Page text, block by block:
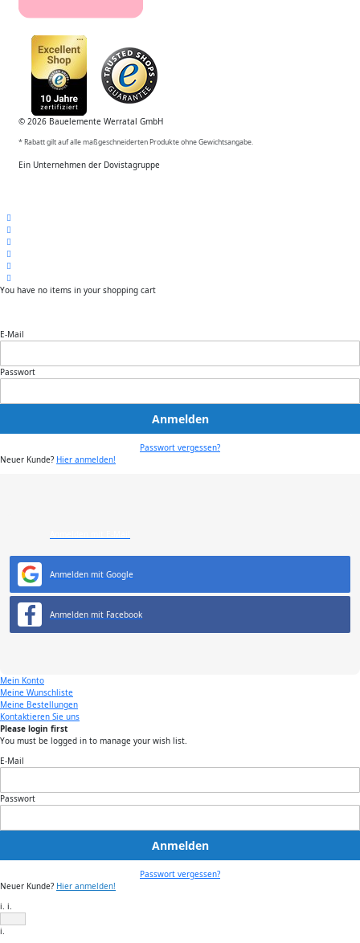
© 2026 Bauelemente Werratal GmbH
* Rabatt gilt auf alle maßgeschneiderten Produkte ohne Gewichtsangabe.
Ein Unternehmen der Dovistagruppe
You have no items in your shopping cart
E-Mail
Passwort
Anmelden
Passwort vergessen?
Neuer Kunde? Hier anmelden!
Anmelden mit Google
Anmelden mit Facebook
Mein Konto
Meine Wunschliste
Meine Bestellungen
Kontaktieren Sie uns
Please login first
You must be logged in to manage your wish list.
E-Mail
Passwort
Anmelden
Passwort vergessen?
Neuer Kunde? Hier anmelden!
i. i.
i.